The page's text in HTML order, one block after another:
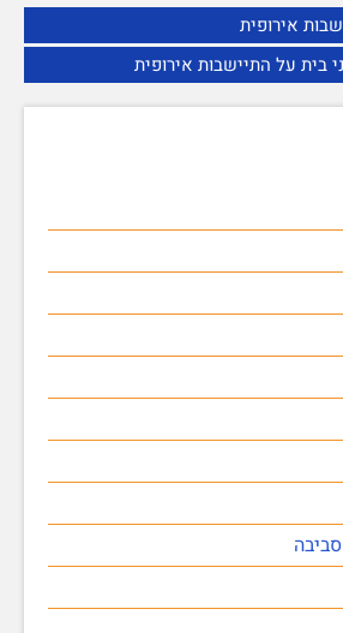
אירופית
בית על התיישבות אירופית